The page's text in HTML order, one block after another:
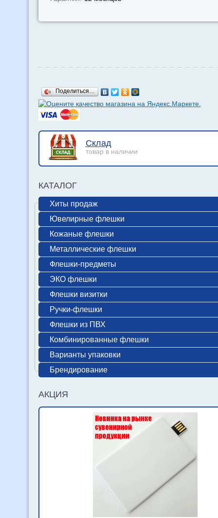
Поделиться…
Склад
товар в наличии
КАТАЛОГ
Хиты продаж
Ювелирные флешки
Кожаные флешки
Металлические флешки
Флешки-предметы
ЭКО флешки
Флешки визитки
Ручки-флешки
Флешки из ПВХ
Комбинированные флешки
Варианты упаковки
Брендирование
АКЦИЯ